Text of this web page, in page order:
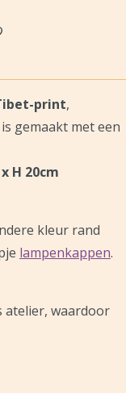
print,
gemaakt met een
H 20cm
kleur rand
lampenkappen.
atelier, waardoor